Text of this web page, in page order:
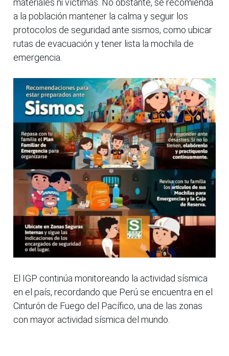
materiales ni víctimas. No obstante, se recomienda
a la población mantener la calma y seguir los
protocolos de seguridad ante sismos, como ubicar
rutas de evacuación y tener lista la mochila de
emergencia.
El IGP continúa monitoreando la actividad sísmica
en el país, recordando que Perú se encuentra en el
Cinturón de Fuego del Pacífico, una de las zonas
con mayor actividad sísmica del mundo.